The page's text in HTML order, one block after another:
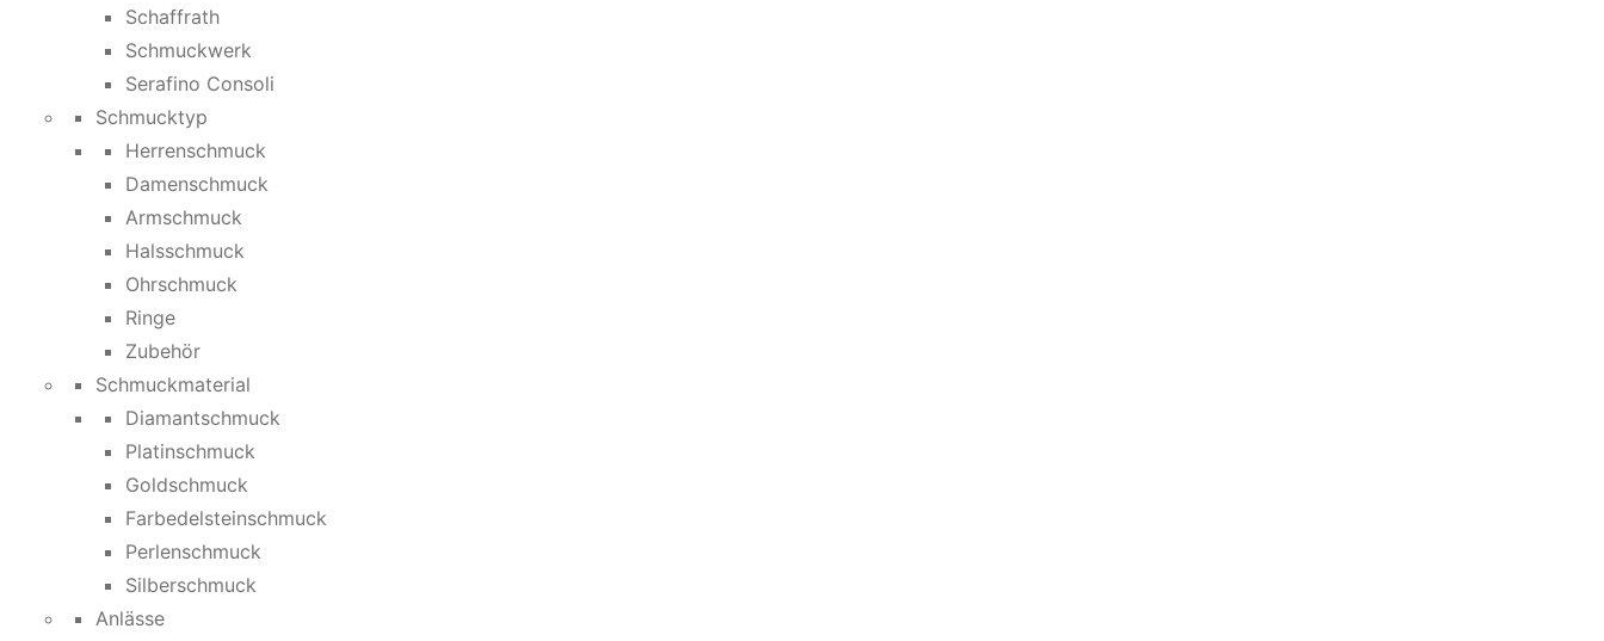
Schaffrath
Schmuckwerk
Serafino Consoli
Schmucktyp
Herrenschmuck
Damenschmuck
Armschmuck
Halsschmuck
Ohrschmuck
Ringe
Zubehör
Schmuckmaterial
Diamantschmuck
Platinschmuck
Goldschmuck
Farbedelsteinschmuck
Perlenschmuck
Silberschmuck
Anlässe